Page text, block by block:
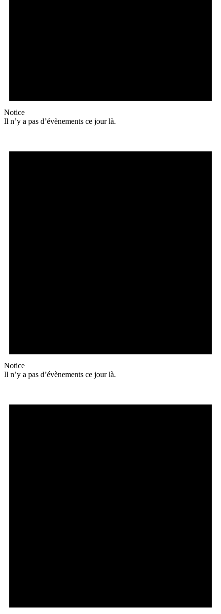
Notice
Il n’y a pas d’évènements ce jour là.
Notice
Il n’y a pas d’évènements ce jour là.